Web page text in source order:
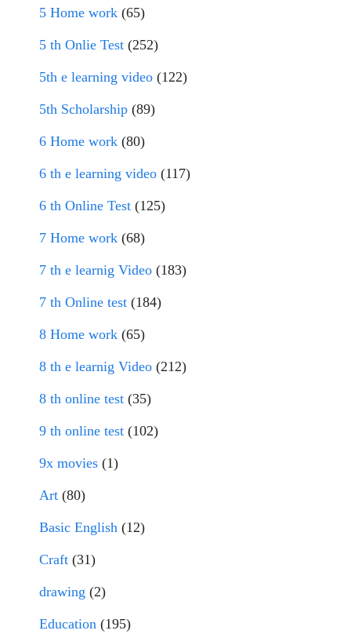
5 Home work (65)
5 th Onlie Test (252)
5th e learning video (122)
5th Scholarship (89)
6 Home work (80)
6 th e learning video (117)
6 th Online Test (125)
7 Home work (68)
7 th e learnig Video (183)
7 th Online test (184)
8 Home work (65)
8 th e learnig Video (212)
8 th online test (35)
9 th online test (102)
9x movies (1)
Art (80)
Basic English (12)
Craft (31)
drawing (2)
Education (195)